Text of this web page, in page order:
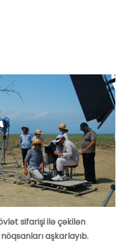
sifarişi ilə çəkilən
aşkarlayıb.